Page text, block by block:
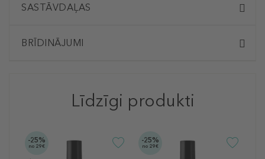
SASTĀVDAĻAS
BRĪDINĀJUMI
Līdzīgi produkti
-25%
no 29€
-25%
no 29€